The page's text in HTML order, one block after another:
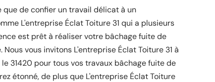
que de confier un travail délicat à un
L'entreprise Éclat Toiture 31 qui a plusieurs
est prêt à réaliser votre bâchage fuite de
vous invitons L'entreprise Éclat Toiture 31 à
31420 pour tous vos travaux bâchage fuite de
étonné, de plus que L'entreprise Éclat Toiture